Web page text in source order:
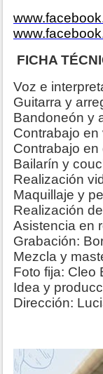
FICHA
Voz e
Guitarra y
Bandoneón y
Contrabajo
Contrabajo
Bailarín y
Realización
Maquillaje y
Realización
Asistencia en
Grabación:
Mezcla y
Foto fija: Cleo
Idea y
Dirección: